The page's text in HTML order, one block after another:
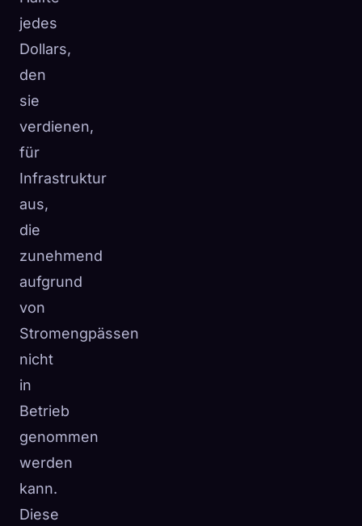
jedes
Dollars,
den
sie
verdienen,
für
Infrastruktur
aus,
die
zunehmend
aufgrund
von
Stromengpässen
nicht
in
Betrieb
genommen
werden
kann.
Diese